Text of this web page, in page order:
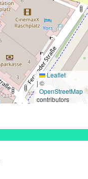
Leaflet
|©
OpenStreetMap
contributors